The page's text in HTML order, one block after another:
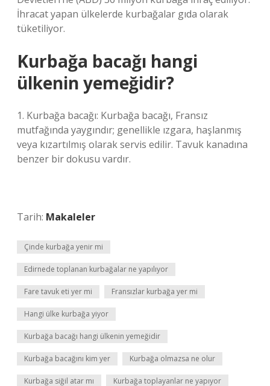
İhracat yapan ülkelerde kurbağalar gıda olarak
tüketiliyor.
Kurbağa bacağı hangi
ülkenin yemeğidir?
1. Kurbağa bacağı: Kurbağa bacağı, Fransız
mutfağında yaygındır; genellikle ızgara, haşlanmış
veya kızartılmış olarak servis edilir. Tavuk kanadına
benzer bir dokusu vardır.
Tarih: Makaleler
Çinde kurbağa yenir mi
Edirnede toplanan kurbağalar ne yapılıyor
Fare tavuk eti yer mi Fransızlar kurbağa yer mi
Hangi ülke kurbağa yiyor
Kurbağa bacağı hangi ülkenin yemeğidir
Kurbağa bacağını kim yer Kurbağa olmazsa ne olur
Kurbağa siğil atar mı Kurbağa toplayanlar ne yapıyor